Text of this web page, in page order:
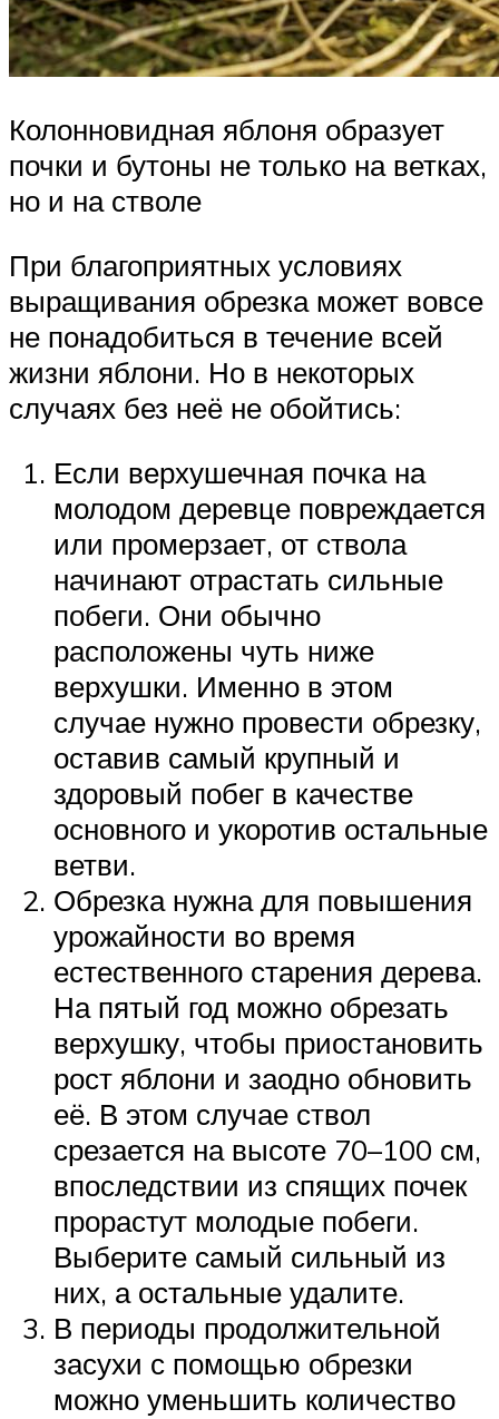
Колонновидная яблоня образует
почки и бутоны не только на ветках,
но и на стволе
При благоприятных условиях
выращивания обрезка может вовсе
не понадобиться в течение всей
жизни яблони. Но в некоторых
случаях без неё не обойтись:
Если верхушечная почка на
молодом деревце повреждается
или промерзает, от ствола
начинают отрастать сильные
побеги. Они обычно
расположены чуть ниже
верхушки. Именно в этом
случае нужно провести обрезку,
оставив самый крупный и
здоровый побег в качестве
основного и укоротив остальные
ветви.
Обрезка нужна для повышения
урожайности во время
естественного старения дерева.
На пятый год можно обрезать
верхушку, чтобы приостановить
рост яблони и заодно обновить
её. В этом случае ствол
срезается на высоте 70–100 см,
впоследствии из спящих почек
прорастут молодые побеги.
Выберите самый сильный из
них, а остальные удалите.
В периоды продолжительной
засухи с помощью обрезки
можно уменьшить количество